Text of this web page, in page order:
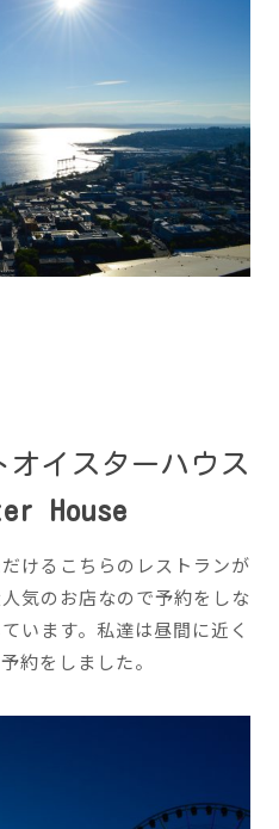
オイスターハウス
House
けるこちらのレストランが
気のお店なので予約をしな
います。私達は昼間に近く
約をしました。